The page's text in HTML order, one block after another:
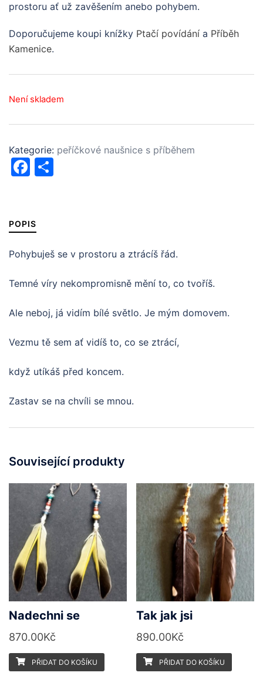
prostoru ať už zavěšením anebo pohybem.
Doporučujeme koupi knížky Ptačí povídání a Příběh
Kamenice.
Není skladem
Kategorie: peříčkové naušnice s příběhem
Facebook
POPIS
Pohybuješ se v prostoru a ztrácíš řád.
Temné víry nekompromisně mění to, co tvoříš.
Ale neboj, já vidím bílé světlo. Je mým domovem.
Vezmu tě sem ať vidíš to, co se ztrácí,
když utíkáš před koncem.
Zastav se na chvíli se mnou.
Související produkty
Nadechni se
870.00Kč
PŘIDAT DO KOŠÍKU
Tak jak jsi
890.00Kč
PŘIDAT DO KOŠÍKU